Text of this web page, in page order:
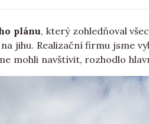
plánu, který zohledňoval
jihu. Realizační firmu jsme
mohli navštívit, rozhodlo